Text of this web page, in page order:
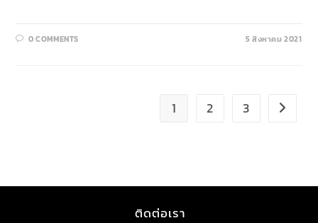
0 COMMENTS 5 สิงหาคม 2021
1 2 3
ติดต่อเรา